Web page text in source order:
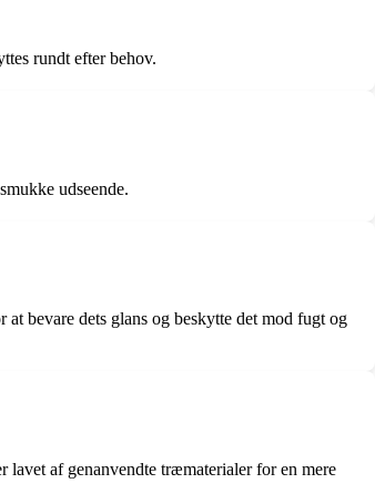
rundt efter behov.
udseende.
bevare dets glans og beskytte det mod fugt og
lavet af genanvendte træmaterialer for en mere